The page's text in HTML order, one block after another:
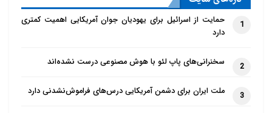
1
حمایت از اسرائیل برای یهودیان جوان آمریکایی اهمیت کمتری
دارد
2 سخنرانی‌های پاپ لئو با هوش مصنوعی درست نشده‌اند
3 ملت ایران برای دشمن آمریکایی درس‌های فراموش‌نشدنی دارد